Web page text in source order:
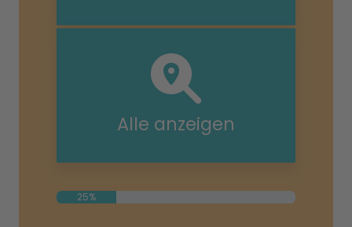
Alle anzeigen
25%